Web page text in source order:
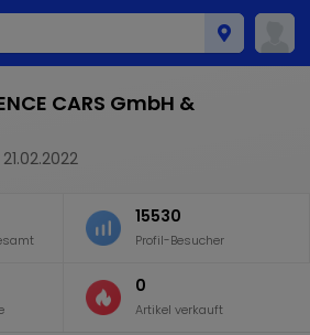
CARS GmbH &
15530
Profil-Besucher
0
Artikel verkauft